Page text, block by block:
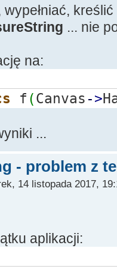
... nie
na:
f (Canvas ->
...
- problem z
14 listopada 2017,
aplikacji: